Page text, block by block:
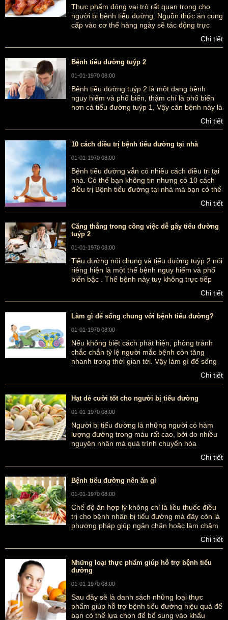
Thực phẩm đóng vai trò rất quan trọng cho
người bị bệnh tiểu đường. Nguồn thức ăn cung
cấp vào cơ thể hàng ngày sẽ tác động trực
mỗi bệnh nhân tiểu đường. Chính vì vậy câu
ăn gì ?
Chi tiết
Bệnh tiểu đường tuýp 2
01-01-1970 08:00
Bệnh tiểu đường tuýp 2 là một dạng bệnh
nguy hiểm và phổ biến, thậm chí là phổ biến
hơn cả tiểu đường tuýp 1, Vậy căn bệnh này là
Chi tiết
10 cách điều trị bệnh tiểu đường tại nhà
01-01-1970 08:00
Bệnh tiểu đường vẫn có nhiều cách điều trị tại
nhà. Có thể bạn không tin nhưng có 10 cách
điều trị Bệnh tiểu đường tại nhà mà bạn có thể
Chi tiết
Căng thẳng trong công việc dễ gây tiểu đường
tuýp 2
01-01-1970 08:00
Tiểu đường nói chung và tiểu đường tuýp 2 nói
riêng hiện là một thể bệnh nguy hiểm và phổ
biến bậc . Thể bệnh này tuy không trực tiếp
của nó sẽ ảnh hưởng không nhỏ đến sức khỏe
Chi tiết
Làm gì để sống chung với bệnh tiểu đường?
01-01-1970 08:00
Nếu không biết cách phát hiện, phòng tránh
chắc chắn tỷ lệ người mắc bệnh còn tăng
nhanh trong thời gian tới. Vậy làm gì để sống
Chi tiết
Hạt dẻ cười tốt cho người bị tiểu đường
01-01-1970 08:00
Người bị tiểu đường là những người có hàm
lượng đường trong máu rất cao, bởi do nhiều
nguyên nhân mà quá trình chuyển hóa
Chi tiết
Bệnh tiểu đường nên ăn gì
01-01-1970 08:00
Chế độ ăn hợp lý không chỉ là liều thuốc điều
trị cho bệnh nhân bị tiểu đường mà đây còn là
phương pháp giúp ngăn chặn hoặc làm chậm
Chi tiết
Những loại thực phẩm giúp hỗ trợ bệnh tiểu
đường
01-01-1970 08:00
Sau đây sẽ là danh sách những loại thực
phẩm giúp hỗ trợ bệnh tiểu đường hiệu quả để
bạn có thể lựa chọn để bổ sung vào khẩu